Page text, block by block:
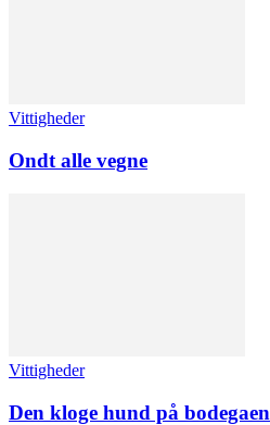
Vittigheder
Ondt alle vegne
Vittigheder
Den kloge hund på bodegaen